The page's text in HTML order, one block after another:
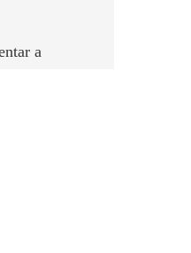
a
por